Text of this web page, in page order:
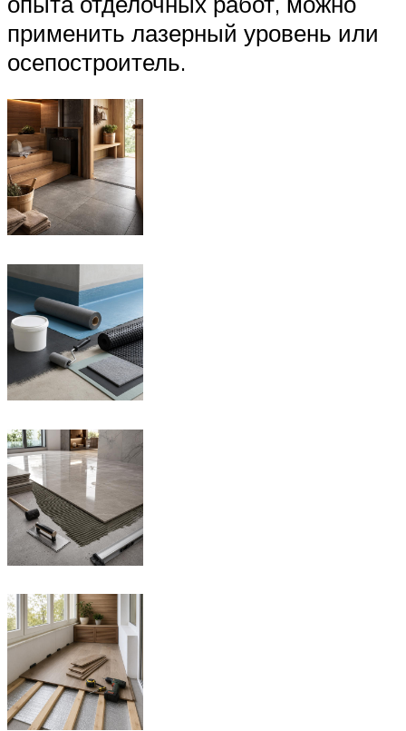
применить лазерный уровень или
осепостроитель.